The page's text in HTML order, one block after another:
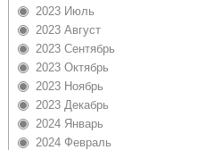
2023 Июль
2023 Август
2023 Сентябрь
2023 Октябрь
2023 Ноябрь
2023 Декабрь
2024 Январь
2024 Февраль